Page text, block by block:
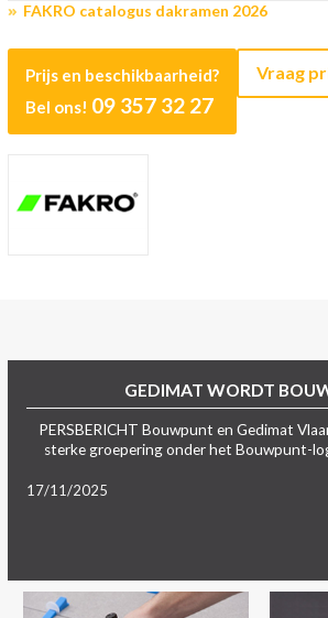
FAKRO catalogus dakramen 2026
Prijs en beschikbaarheid?
Bel ons! 09 357 32 27
Vraag
GEDIMAT WORDT
PERSBERICHT Bouwpunt en Gedimat
sterke groepering onder het Bouwpunt-
17/11/2025